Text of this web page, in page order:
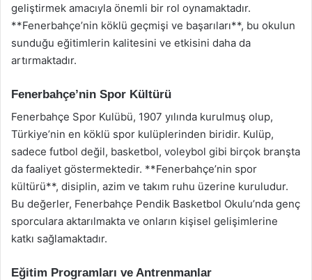
geliştirmek amacıyla önemli bir rol oynamaktadır.
**Fenerbahçe’nin köklü geçmişi ve başarıları**, bu okulun
sunduğu eğitimlerin kalitesini ve etkisini daha da
artırmaktadır.
Fenerbahçe’nin Spor Kültürü
Fenerbahçe Spor Kulübü, 1907 yılında kurulmuş olup,
Türkiye’nin en köklü spor kulüplerinden biridir. Kulüp,
sadece futbol değil, basketbol, voleybol gibi birçok branşta
da faaliyet göstermektedir. **Fenerbahçe’nin spor
kültürü**, disiplin, azim ve takım ruhu üzerine kuruludur.
Bu değerler, Fenerbahçe Pendik Basketbol Okulu’nda genç
sporculara aktarılmakta ve onların kişisel gelişimlerine
katkı sağlamaktadır.
Eğitim Programları ve Antrenmanlar